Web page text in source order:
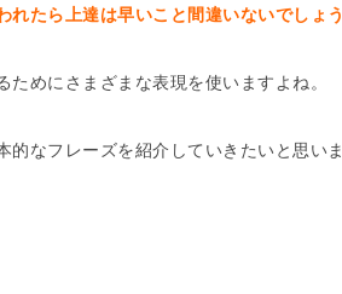
れたら上達は早いこと間違いないでしょう
めにさまざまな表現を使いますよね。
的なフレーズを紹介していきたいと思い